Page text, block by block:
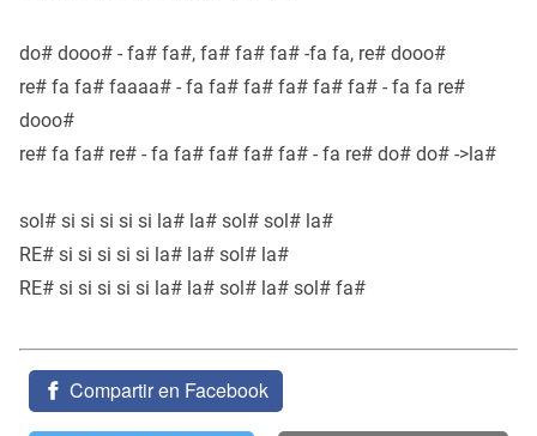
do# dooo# - fa# fa#, fa# fa# fa# -fa fa, re# dooo#
re# fa fa# faaaa# - fa fa# fa# fa# fa# fa# - fa fa re#
dooo#
re# fa fa# re# - fa fa# fa# fa# fa# - fa re# do# do# ->la#
sol# si si si si si la# la# sol# sol# la#
RE# si si si si si la# la# sol# la#
RE# si si si si si la# la# sol# la# sol# fa#
Compartir en Facebook